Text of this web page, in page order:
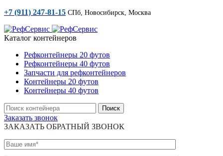
+7 (911) 247-81-15 СПб, Новосибирск, Москва
Каталог контейнеров
Рефконтейнеры 20 футов
Рефконтейнеры 40 футов
Запчасти для рефконтейнеров
Контейнеры 20 футов
Контейнеры 40 футов
Поиск
Заказать звонок
ЗАКАЗАТЬ ОБРАТНЫЙ ЗВОНОК